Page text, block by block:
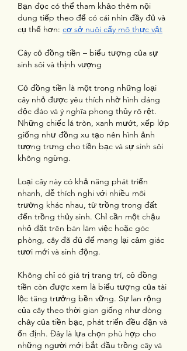
Bạn đọc có thể tham khảo thêm nội
dung tiếp theo để có cái nhìn đầy đủ và
cụ thể hơn: cơ sở nuôi cấy mô thực vật
Cây cỏ đồng tiền – biểu tượng của sự
sinh sôi và thịnh vượng
Cỏ đồng tiền là một trong những loại
cây nhỏ được yêu thích nhờ hình dáng
độc đáo và ý nghĩa phong thủy rõ rệt.
Những chiếc lá tròn, xanh mướt, xếp lớp
giống như đồng xu tạo nên hình ảnh
tượng trưng cho tiền bạc và sự sinh sôi
không ngừng.
Loại cây này có khả năng phát triển
nhanh, dễ thích nghi với nhiều môi
trường khác nhau, từ trồng trong đất
đến trồng thủy sinh. Chỉ cần một chậu
nhỏ đặt trên bàn làm việc hoặc góc
phòng, cây đã đủ để mang lại cảm giác
tươi mới và sinh động.
Không chỉ có giá trị trang trí, cỏ đồng
tiền còn được xem là biểu tượng của tài
lộc tăng trưởng bền vững. Sự lan rộng
của cây theo thời gian giống như dòng
chảy của tiền bạc, phát triển đều đặn và
ổn định. Đây là lựa chọn phù hợp cho
những người mới bắt đầu trồng cây và